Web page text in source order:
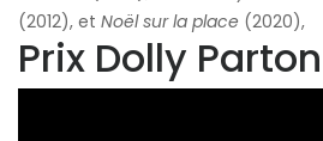
(2012), et Noël sur la place (2020),
Prix ​​Dolly Parton